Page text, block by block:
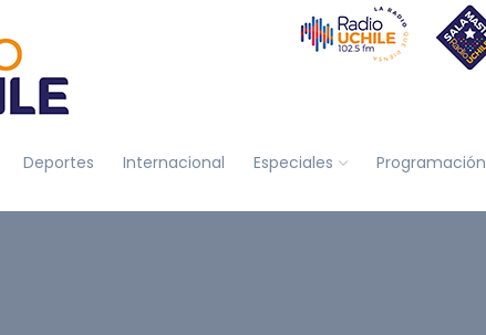
Deportes Internacional Especiales Programación